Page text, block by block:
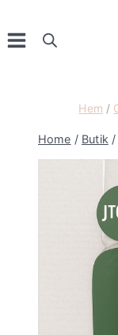
to
content
Hem /
Home / Butik /